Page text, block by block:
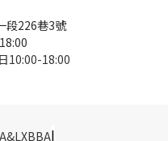
段226巷3號
18:00
|